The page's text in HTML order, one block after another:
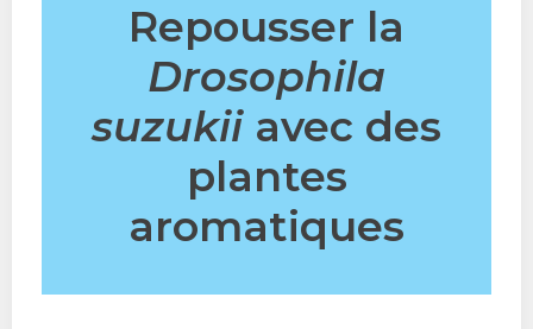
Repousser la
Drosophila
suzukiiavec des
plantes
aromatiques